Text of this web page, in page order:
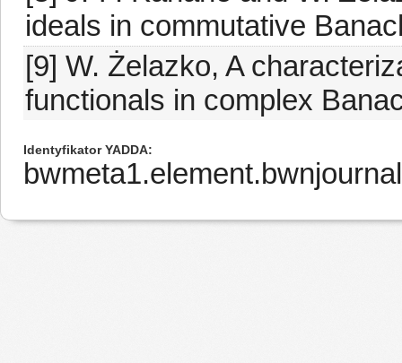
ideals in commutative
[9] W. Żelazko, A
functionals in complex
Identyfikator YADDA